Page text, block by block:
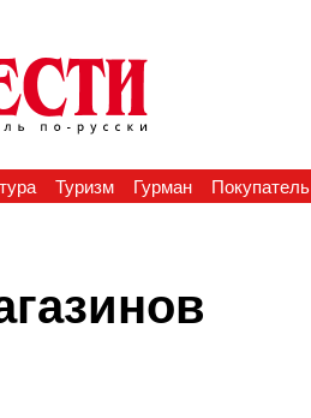
Туризм Гурман Покупатель